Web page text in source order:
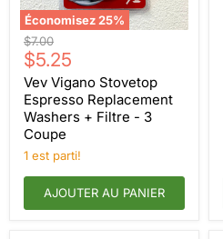
Économisez 25%
Vev
Vigano
Stovetop
Espresso
Replacement
Washers
+
Filtre
-
Coupe
Prix
d'origine
$7.00
Prix
actuel
$5.25
Vev Vigano Stovetop
Espresso Replacement
Washers + Filtre - 3
Coupe
1 est parti!
AJOUTER AU PANIER